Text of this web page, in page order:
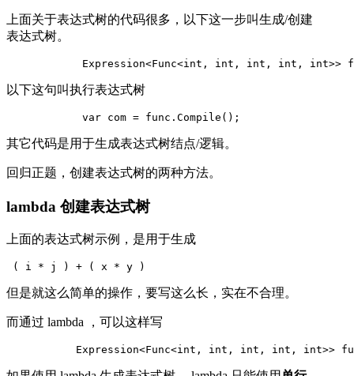
上面关于表达式树的代码很多，以下这一步叫生成/创建
表达式树。
Expression<Func<int, int, int, int, int>>
以下这句叫执行表达式树
            var com = func.Compile();
其它代码是用于生成表达式树结点/逻辑。
回归正题，创建表达式树的两种方法。
lambda 创建表达式树
上面的表达式树示例，是用于生成
( i * j ) + ( x * y )
但是就这么简单的操作，要写这么长，实在不合理。
而通过 lambda ，可以这样写
Expression<Func<int, int, int, int, int>>